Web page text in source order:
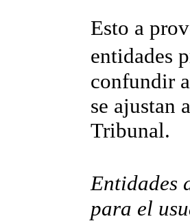
Esto a
entidades
confundir
se ajustan
Tribunal.
Entidades
para el